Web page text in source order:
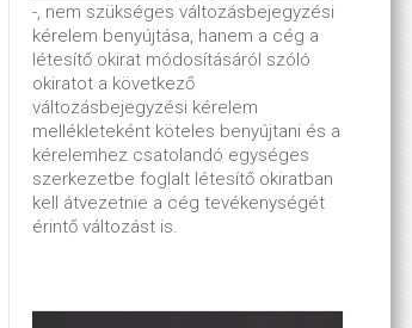
-, nem szükséges változásbejegyzési
kérelem benyújtása, hanem a cég a
létesítő okirat módosításáról szóló
okiratot a következő
változásbejegyzési kérelem
mellékleteként köteles benyújtani és a
kérelemhez csatolandó egységes
szerkezetbe foglalt létesítő okiratban
kell átvezetnie a cég tevékenységét
érintő változást is.